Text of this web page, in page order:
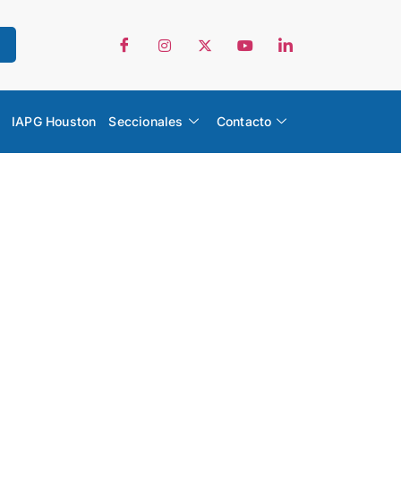
IAPG Houston Seccionales Contacto